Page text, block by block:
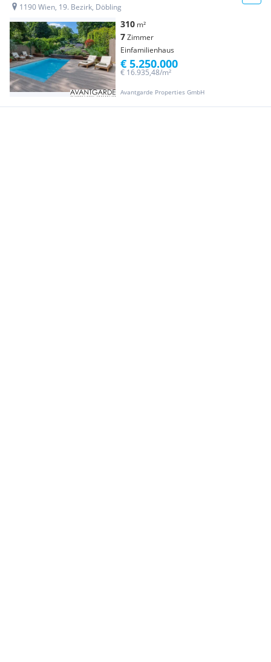
1190 Wien, 19. Bezirk, Döbling
310 m²
7Zimmer
Einfamilienhaus
Avantgarde Properties GmbH
€ 16.935,48/m²
€ 5.250.000